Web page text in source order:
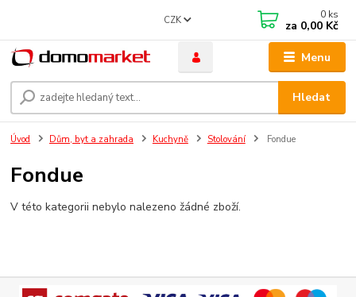
Menu
CZK
Hledat
0 ks
za 0,00 Kč
Úvod Dům, byt a zahrada Kuchyně Stolování Fondue
Fondue
V této kategorii nebylo nalezeno žádné zboží.